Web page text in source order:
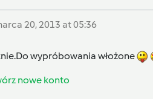
20, 2013 at 05:36
wypróbowania włożone
nowe konto